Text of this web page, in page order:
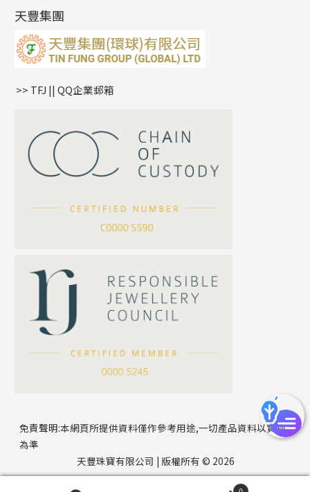
公司名稱
聯絡電話
雙十字鏈系列
水波鏈系列
蛇骨鏈系列
鏈尾系列
嘴唇鏈系列
S車花鏈系列
珍珠鏈系列
坦克鏈系列
滿天星鏈系列
方假繩鏈系列
耳環扣系列
耳綫/耳鈎系列
耳環爪頭
耳環
字母吊墜
相盒吊墜
項鏈吊墜
生肖吊墜
星座吊墜
珠扣
天豐集團
>> TFJ || QQ企業郵箱
免責聲明:本網頁所提供資料僅作參考用途,一切產品資料以實物
為準
天豐珠寶有限公司 | 版權所有 © 2026